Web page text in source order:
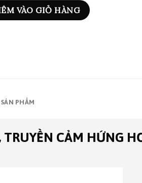
VÀO GIỎ HÀNG
PHẨM
CẢM HỨNG